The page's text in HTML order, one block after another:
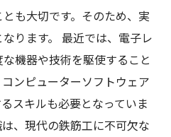
も大切です。そのため、実
ります。 最近では、電子レ
機器や技術を駆使すること
ンピューターソフトウェア
スキルも必要となっていま
、現代の鉄筋工に不可欠な